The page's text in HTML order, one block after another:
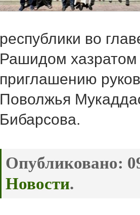
республики во
Рашидом
приглашению
Поволжья
Бибарсова.
Опубликовано:
Новости.